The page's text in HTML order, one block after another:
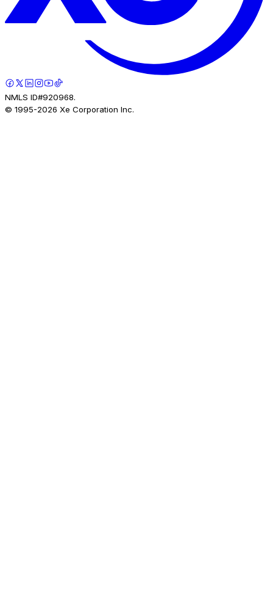
NMLS ID#920968.
© 1995-2026 Xe Corporation Inc.